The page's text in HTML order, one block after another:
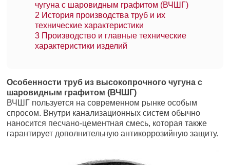
чугуна с шаровидным графитом (ВЧШГ)
2 История производства труб и их
технические характеристики
3 Производство и главные технические
характеристики изделий
Особенности труб из высокопрочного чугуна с
шаровидным графитом (ВЧШГ)
ВЧШГ пользуется на современном рынке особым
спросом. Внутри канализационных систем обычно
наносится песчано-цементная смесь, которая также
гарантирует дополнительную антикоррозийную защиту.